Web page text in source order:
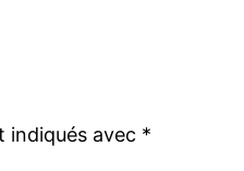
indiqués avec *